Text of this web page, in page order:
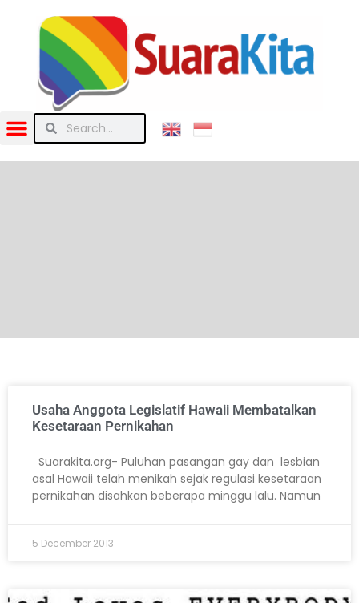
Usaha Anggota Legislatif Hawaii Membatalkan
Kesetaraan Pernikahan
Suarakita.org- Puluhan pasangan gay dan lesbian
asal Hawaii telah menikah sejak regulasi kesetaraan
pernikahan disahkan beberapa minggu lalu. Namun
5 December 2013